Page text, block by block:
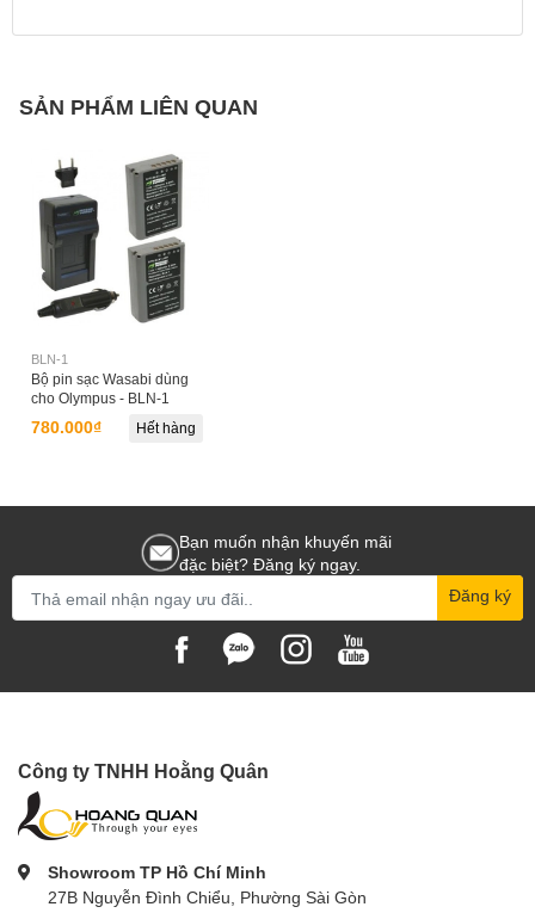
SẢN PHẨM LIÊN QUAN
BLN-1
Bộ pin sạc Wasabi dùng
cho Olympus - BLN-1
780.000₫ Hết hàng
Bạn muốn nhận khuyến mãi
đặc biệt? Đăng ký ngay.
Đăng ký
Công ty TNHH Hoằng Quân
Showroom TP Hồ Chí Minh
27B Nguyễn Đình Chiểu, Phường Sài Gòn